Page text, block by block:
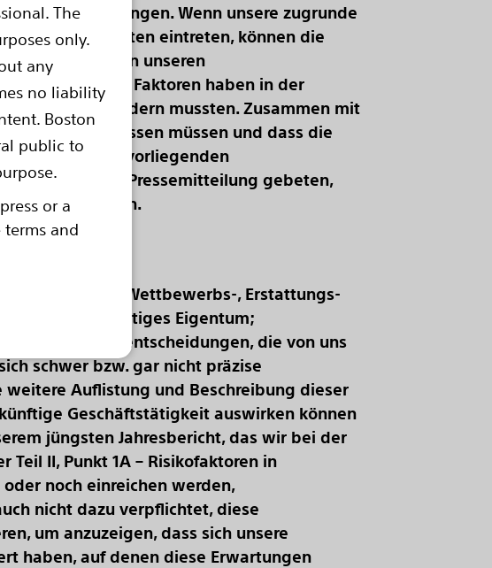
The
only.
any
no liability
Boston
public to
or a
and
und -auswirkungen. Wenn unsere zugrunde
Unwägbarkeiten eintreten, können die
die in unseren
Die genannten Faktoren haben in der
ändern mussten. Zusammen mit
Strategie anpassen müssen und dass die
in der vorliegenden
Leser dieser Pressemitteilung gebeten,
Wirtschafts-, Wettbewerbs-, Erstattungs-
Trends; geistiges Eigentum;
die von uns
schwer bzw. gar nicht präzise
weitere Auflistung und Beschreibung dieser
Geschäftstätigkeit auswirken können
jüngsten Jahresbericht, das wir bei der
II, Punkt 1A – Risikofaktoren in
noch einreichen werden,
nicht dazu verpflichtet, diese
um anzuzeigen, dass sich unsere
haben, auf denen diese Erwartungen